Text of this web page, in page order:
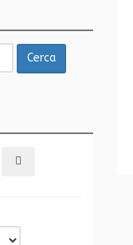
Cerca